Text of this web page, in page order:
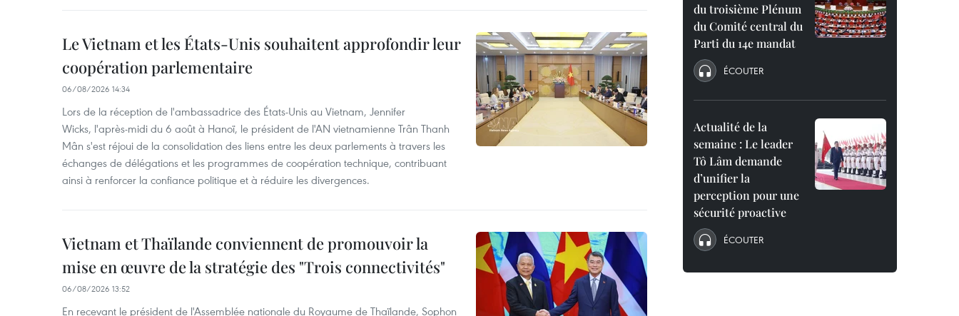
Le Vietnam et les États-Unis souhaitent approfondir leur
coopération parlementaire
06/08/2026 14:34
Lors de la réception de l'ambassadrice des États-Unis au Vietnam, Jennifer
Wicks, l'après-midi du 6 août à Hanoï, le président de l'AN vietnamienne Trân Thanh
Mân s'est réjoui de la consolidation des liens entre les deux parlements à travers les
échanges de délégations et les programmes de coopération technique, contribuant
ainsi à renforcer la confiance politique et à réduire les divergences.
Vietnam et Thaïlande conviennent de promouvoir la
mise en œuvre de la stratégie des "Trois connectivités"
06/08/2026 13:52
En recevant le président de l'Assemblée nationale du Royaume de Thaïlande, Sophon
du troisième Plénum
du Comité central du
Parti du 14e mandat
ÉCOUTER
Actualité de la
semaine : Le leader
Tô Lâm demande
d’unifier la
perception pour une
sécurité proactive
ÉCOUTER